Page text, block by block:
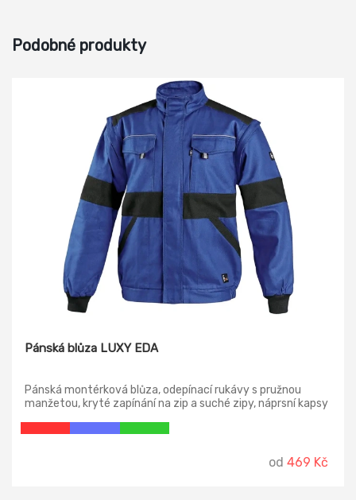
Podobné produkty
Pánská blůza LUXY EDA
Pánská montérková blůza, odepínací rukávy s pružnou
manžetou, kryté zapínání na zip a suché zipy, náprsní kapsy
od 469 Kč